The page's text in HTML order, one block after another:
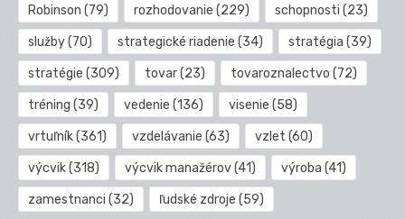
Robinson (79) rozhodovanie (229) schopnosti (23)
služby(70) strategické riadenie (34) stratégia (39)
stratégie (309) tovar(23) tovaroznalectvo (72)
tréning (39) vedenie (136) visenie (58)
vrtuľník(361) vzdelávanie (63) vzlet (60)
výcvik(318) výcvik manažérov(41) výroba (41)
zamestnanci (32) ľudské zdroje (59)